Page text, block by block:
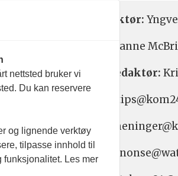
Nyhetsredaktør:
Hanne
Ansvarlig redaktør:
Nyhetstips:
Meninger:
Annonse:
nettsted bruker vi
Du kan reservere
og lignende verktøy
tilpasse innhold til
Les mer